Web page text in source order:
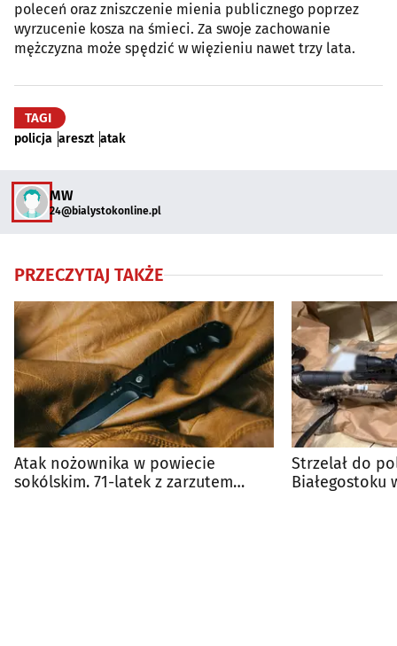
poleceń oraz zniszczenie mienia publicznego poprzez
wyrzucenie kosza na śmieci. Za swoje zachowanie
mężczyzna może spędzić w więzieniu nawet trzy lata.
TAGI
policja areszt atak
MW
24@bialystokonline.pl
PRZECZYTAJ TAKŻE
Atak nożownika w powiecie
sokólskim. 71-latek z zarzutem
Strzelał do
Białegostoku